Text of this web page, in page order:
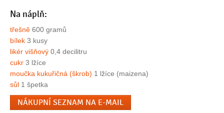
Na náplň:
třešně 600 gramů
bílek 3 kusy
likér višňový 0,4 decilitru
cukr 3 lžíce
moučka kukuřičná (škrob) 1 lžíce (maizena)
sůl 1 špetka
NÁKUPNÍ SEZNAM NA E-MAIL